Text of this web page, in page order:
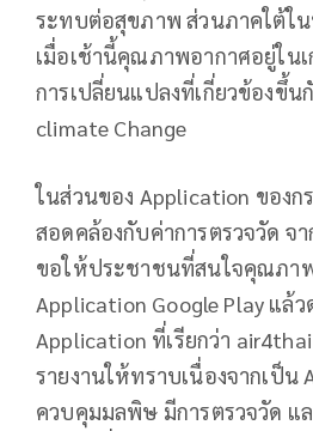
ระทบต่อสุขภาพ ส่วนภาคใต้ใ
เมื่อเช้านี้คุณภาพอากาศอยู่ใน
การเปลี่ยนแปลงที่เกี่ยวข้องขึ้
climate Change
ในส่วนของ Application ของ
สอดคล้องกับค่าการตรวจวัด จ
ขอให้ประชาชนที่สนใจคุณภา
Application Google Play แล้
Application ที่เรียกว่า
รายงานให้ทราบเนื่องจากเป็น
ควบคุมมลพิษ มีการตรวจวัด แ